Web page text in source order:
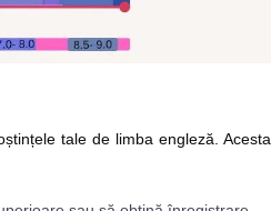
tale de limba engleză. Acesta